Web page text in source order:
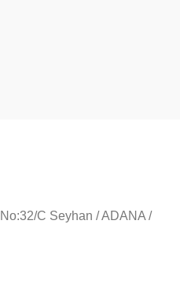
No:32/C Seyhan / ADANA /